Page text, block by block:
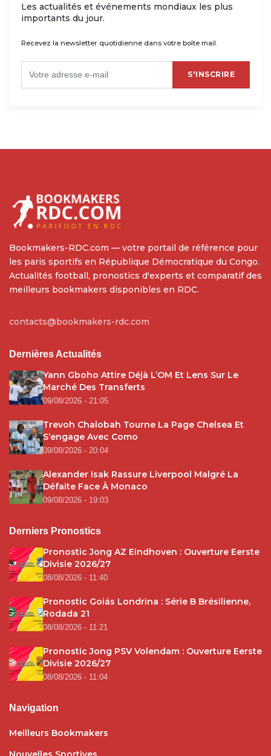
Les actualités et événements mondiaux les plus
importants du jour.
Recevez la newsletter quotidienne dans votre boîte mail.
S'INSCRIRE
Bookmakers-RDC.com — votre portail de référence pour
les paris sportifs en République Démocratique du Congo.
Actualités football, pronostics d'experts et comparatif des
meilleurs bookmakers disponibles en RDC.
contacts@bookmakers-rdc.com
Dernières Actualités
Yann Gboho Attire Déjà L’OM Et Lens Sur Le
Marché Des Transferts
09/08/2026 - 21:05
Trevoh Chalobah Tourne La Page Chelsea Et
S’engage Avec Como
09/08/2026 - 20:04
Alexander Isak Rassure Liverpool Malgré La
Défaite Face À Monaco
09/08/2026 - 19:03
Derniers Pronostics
Pronostic Jong AZ Eindhoven : Ouverture Eerste
Divisie 2026/27
08/08/2026 - 11:40
Pronostic Goiás Londrina : Série B Brésilienne,
Rodada 21
08/08/2026 - 11:21
Pronostic Jong PSV Volendam : Ouverture Eerste
Divisie 2026/27
08/08/2026 - 11:04
Navigation
Meilleurs Bookmakers